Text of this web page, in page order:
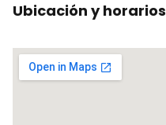
Ubicación y horarios